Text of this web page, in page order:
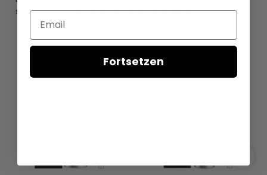
sind, ist im Produktnamen oben angegeben.
Email
Fortsetzen